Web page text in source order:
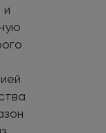
и